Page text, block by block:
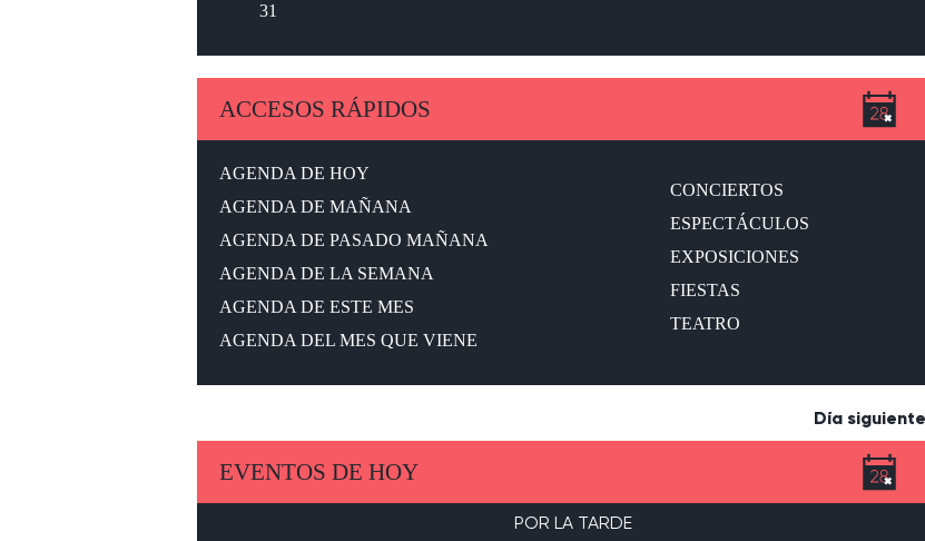
31
ACCESOS RÁPIDOS
AGENDA DE HOY
AGENDA DE MAÑANA
AGENDA DE PASADO MAÑANA
AGENDA DE LA SEMANA
AGENDA DE ESTE MES
AGENDA DEL MES QUE VIENE
CONCIERTOS
ESPECTÁCULOS
EXPOSICIONES
FIESTAS
TEATRO
Día siguiente
EVENTOS DE HOY
POR LA TARDE